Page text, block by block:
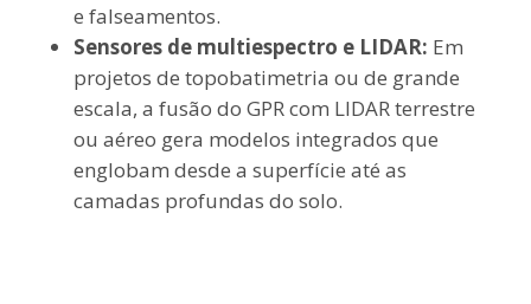
e falseamentos.
Sensores de multiespectro e LIDAR: Em
projetos de topobatimetria ou de grande
escala, a fusão do GPR com LIDAR terrestre
ou aéreo gera modelos integrados que
englobam desde a superfície até as
camadas profundas do solo.